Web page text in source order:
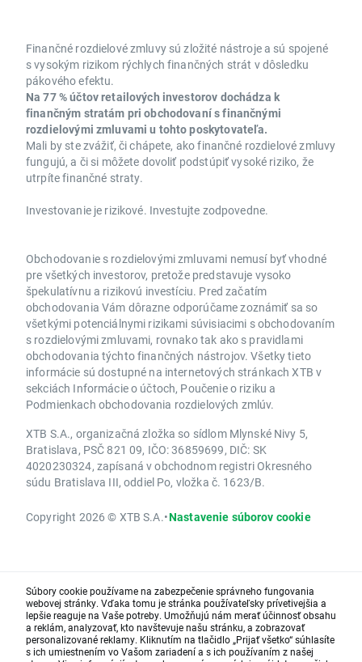
Finančné rozdielové zmluvy sú zložité nástroje a sú spojené
s vysokým rizikom rýchlych finančných strát v dôsledku
pákového efektu.
Na 77 % účtov retailových investorov dochádza k
finančným stratám pri obchodovaní s finančnými
rozdielovými zmluvami u tohto poskytovateľa.
Mali by ste zvážiť, či chápete, ako finančné rozdielové zmluvy
fungujú, a či si môžete dovoliť podstúpiť vysoké riziko, že
utrpíte finančné straty.
Investovanie je rizikové. Investujte zodpovedne.
Obchodovanie s rozdielovými zmluvami nemusí byť vhodné
pre všetkých investorov, pretože predstavuje vysoko
špekulatívnu a rizikovú investíciu. Pred začatím
obchodovania Vám dôrazne odporúčame zoznámiť sa so
všetkými potenciálnymi rizikami súvisiacimi s obchodovaním
s rozdielovými zmluvami, rovnako tak ako s pravidlami
obchodovania týchto finančných nástrojov. Všetky tieto
informácie sú dostupné na internetových stránkach XTB v
sekciách Informácie o účtoch, Poučenie o riziku a
Podmienkach obchodovania rozdielových zmlúv.
XTB S.A., organizačná zložka so sídlom Mlynské Nivy 5,
Bratislava, PSČ 821 09, IČO: 36859699, DIČ: SK
4020230324, zapísaná v obchodnom registri Okresného
súdu Bratislava III, oddiel Po, vložka č. 1623/B.
Copyright 2026 © XTB S.A.•Nastavenie súborov cookie
Súbory cookie používame na zabezpečenie správneho fungovania
webovej stránky. Vďaka tomu je stránka používateľsky prívetivejšia a
lepšie reaguje na Vaše potreby. Umožňujú nám merať účinnosť obsahu
a reklám, analyzovať, kto navštevuje našu stránku, a zobrazovať
personalizované reklamy. Kliknutím na tlačidlo „Prijať všetko“ súhlasíte
s ich umiestnením vo Vašom zariadení a s ich používaním z našej